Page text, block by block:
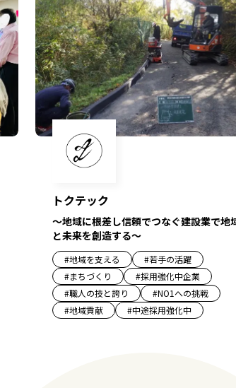
トクテック
〜地域に根差し信頼でつなぐ建設業で地
と未来を創造する〜
#地域を支える #若手の活躍
#まちづくり #採用強化中企業
#職人の技と誇り #NO1への挑戦
#地域貢献 #中途採用強化中